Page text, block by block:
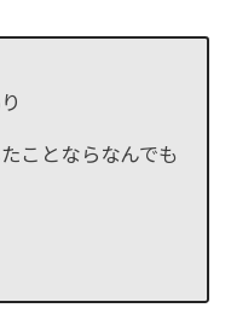
ことならなんでも